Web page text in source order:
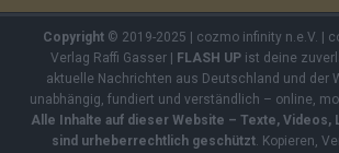
Copyright© 2019-2025 | cozmo infinity n.e.V. |
Verlag Raffi Gasser |
FLASH UPist deine
aktuelle Nachrichten aus Deutschland und der
unabhängig, fundiert und verständlich – online,
Alle Inhalte auf dieser Website – Texte, Videos,
sind urheberrechtlich geschützt. Kopieren,